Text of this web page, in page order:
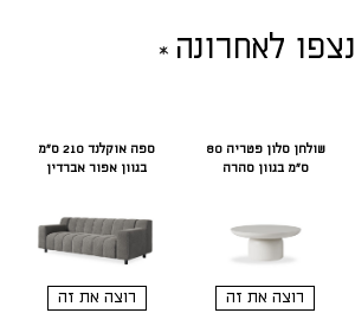
נצפו לאחרונה
שולחן סלון פטריה 80
ס"מ בגוון סהרה
רוצה את זה
ספה אוקלנד 210 ס"מ
בגוון אפור אברדין
רוצה את זה